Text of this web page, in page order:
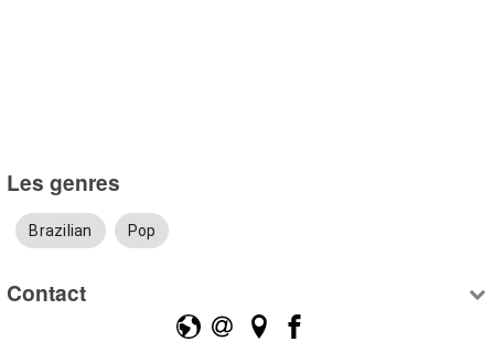
Les genres
Brazilian Pop
Contact